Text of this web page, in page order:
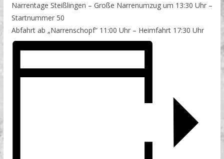
Narrentage Steißlingen – Große Narrenumzug um 13:30 Uhr –
Startnummer 50
Abfahrt ab „Narrenschopf“ 11:00 Uhr – Heimfahrt 17:30 Uhr